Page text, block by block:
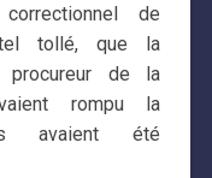
de
tollé, que la
de la
rompu la
avaient été